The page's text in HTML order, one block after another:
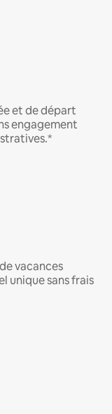
et de départ
engagement
vacances
unique sans frais